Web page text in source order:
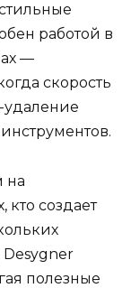
работой в
—
скорость
удаление
на
кто создает
Desygner
полезные